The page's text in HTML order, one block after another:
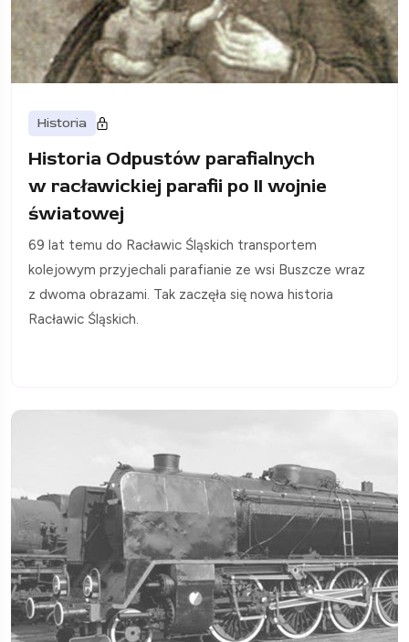
Historia
Historia Odpustów parafialnych
w racławickiej parafii po II wojnie
światowej
69 lat temu do Racławic Śląskich transportem
kolejowym przyjechali parafianie ze wsi Buszcze wraz
z dwoma obrazami. Tak zaczęła się nowa historia
Racławic Śląskich.